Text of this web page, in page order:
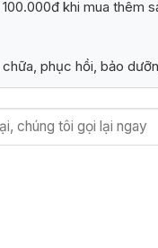
khi mua thêm
phục hồi, bảo